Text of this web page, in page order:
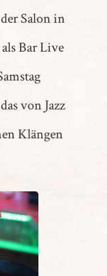
Salon in
Bar Live
von Jazz
Klängen